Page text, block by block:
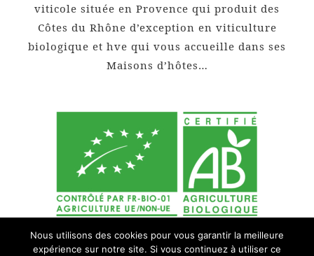
viticole située en Provence qui produit des
Côtes du Rhône d’exception en viticulture
biologique et hve qui vous accueille dans ses
Maisons d’hôtes…
Nous utilisons des cookies pour vous garantir la meilleure
expérience sur notre site. Si vous continuez à utiliser ce